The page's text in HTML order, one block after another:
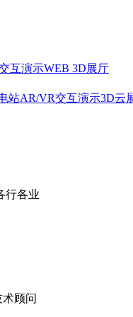
互演示WEB 3D展厅
站AR/VR交互演示3D云
行各业
顾问